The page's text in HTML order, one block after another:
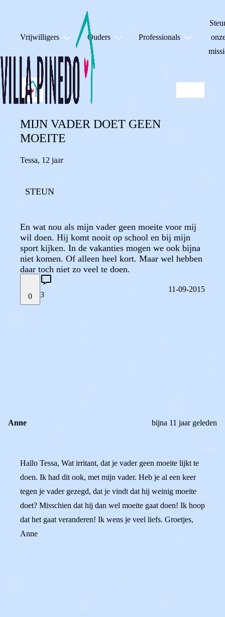
Vrijwilligers Ouders Professionals
MIJN VADER DOET GEEN
MOEITE
Tessa, 12 jaar
STEUN
En wat nou als mijn vader geen moeite voor mij
wil doen. Hij komt nooit op school en bij mijn
sport kijken. In de vakanties mogen we ook bijna
niet komen. Of alleen heel kort. Maar wel hebben
daar toch niet zo veel te doen.
0 3
11-09-2015
Anne bijna 11 jaar geleden
Hallo Tessa, Wat irritant, dat je vader geen moeite lijkt te
doen. Ik had dit ook, met mijn vader. Heb je al een keer
tegen je vader gezegd, dat je vindt dat hij weinig moeite
doet? Misschien dat hij dan wel moeite gaat doen! Ik hoop
dat het gaat veranderen! Ik wens je veel liefs. Groetjes,
Anne